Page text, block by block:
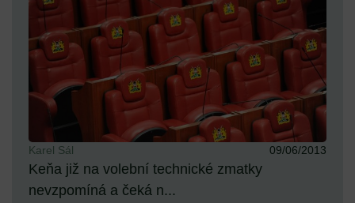
Karel Sál 09/06/2013
Keňa již na volební technické zmatky
nevzpomíná a čeká n...